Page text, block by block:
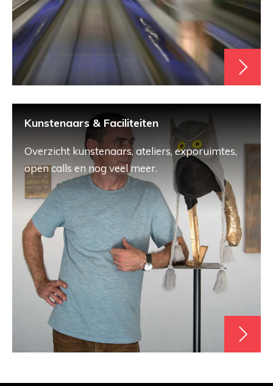
Kunstenaars & Faciliteiten
Overzicht kunstenaars, ateliers, exporuimtes,
open calls en nog veel meer.